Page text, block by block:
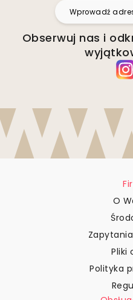
Obserwuj nas i
O
Pliki
Polityka